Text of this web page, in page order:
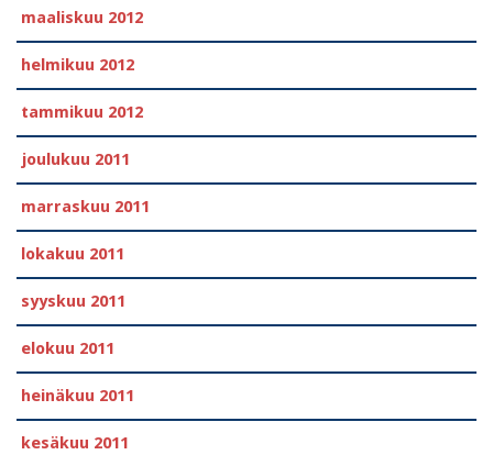
maaliskuu 2012
helmikuu 2012
tammikuu 2012
joulukuu 2011
marraskuu 2011
lokakuu 2011
syyskuu 2011
elokuu 2011
heinäkuu 2011
kesäkuu 2011